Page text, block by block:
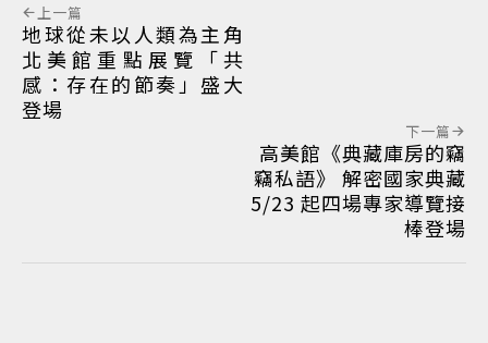
上一篇
地球從未以人類為主角
北美館重點展覽「共
感：存在的節奏」盛大
登場
下一篇
高美館《典藏庫房的竊
竊私語》 解密國家典藏
5/23 起四場專家導覽接
棒登場